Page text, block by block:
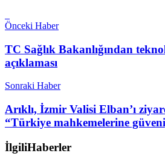
Önceki Haber
TC Sağlık Bakanlığından
açıklaması
Sonraki Haber
Arıklı, İzmir Valisi Elban’ı
“Türkiye mahkemelerine
İlgiliHaberler